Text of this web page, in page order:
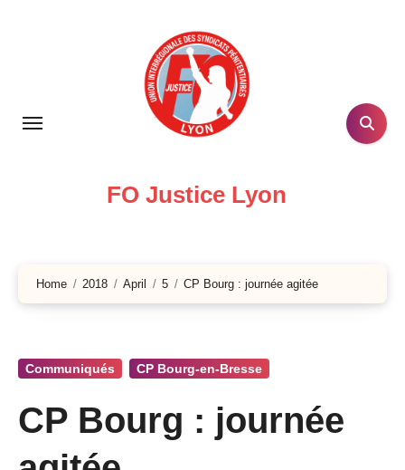
FO Justice Lyon
Home 2018 April 5 CP Bourg : journée agitée
Communiqués CP Bourg-en-Bresse
CP Bourg : journée